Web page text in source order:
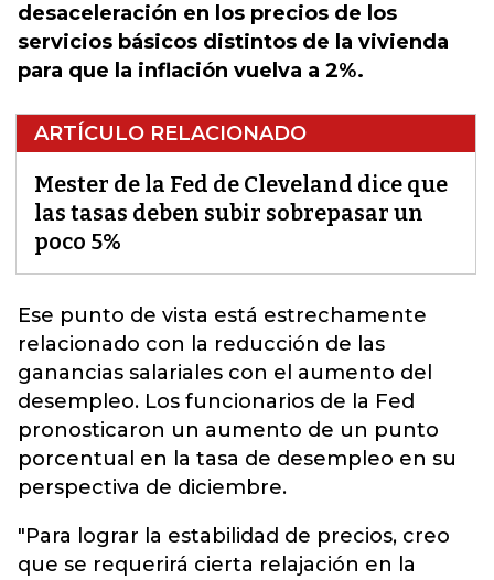
desaceleración en los precios de los
servicios básicos distintos de la vivienda
para que la inflación vuelva a 2%.
ARTÍCULO RELACIONADO
Mester de la Fed de Cleveland dice que
las tasas deben subir sobrepasar un
poco 5%
Ese punto de vista está estrechamente
relacionado con la reducción de las
ganancias salariales con el aumento del
desempleo. Los funcionarios de la Fed
pronosticaron un aumento de un punto
porcentual en la tasa de desempleo en su
perspectiva de diciembre.
"Para lograr la estabilidad de precios, creo
que se requerirá cierta relajación en la